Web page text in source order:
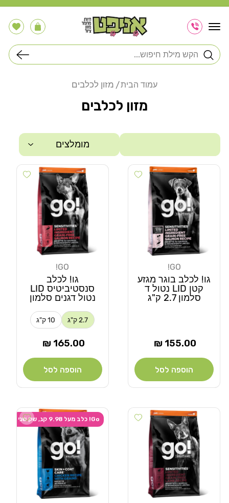
דלג
לתוכן
חיפוש
עֲגָלָההרשימה
שלי
עמוד הבית מזון לכלבים
מזון לכלבים
סינון
מומלצים
Add wishlist
GO!
גו! לכלב בוגר מגזע
קטן LID נטול ד
סלמון 2.7 ק"ג
מחיר
155.00 ₪
הוספה לסל
wishlist
GO!
גו! לכלב
סנסטיביטיס LID
נטול דגנים סלמון
2.7 ק"ג 10 ק"ג
מחיר
165.00 ₪
הוספה לסל
Add wishlist
wishlist
Go! כלב מעל 9.98 קג, שק שני ב-20% הנחה